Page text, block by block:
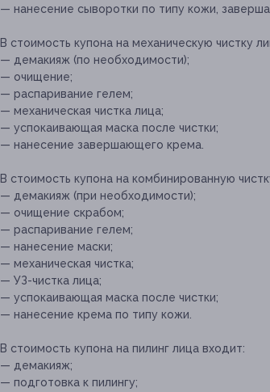
— нанесение сыворотки по типу кожи,
В стоимость купона на механическую чистку
— демакияж (по необходимости);
— очищение;
— распаривание гелем;
— механическая чистка лица;
— успокаивающая маска после чистки;
— нанесение завершающего крема.
В стоимость купона на комбинированную
— демакияж (при необходимости);
— очищение скрабом;
— распаривание гелем;
— нанесение маски;
— механическая чистка;
— УЗ-чистка лица;
— успокаивающая маска после чистки;
— нанесение крема по типу кожи.
В стоимость купона на пилинг лица входит:
— демакияж;
— подготовка к пилингу;